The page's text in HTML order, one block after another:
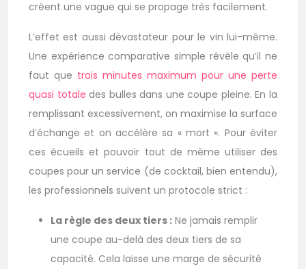
créent une vague qui se propage très facilement.
L’effet est aussi dévastateur pour le vin lui-même.
Une expérience comparative simple révèle qu’il ne
faut que trois minutes maximum pour une perte
quasi totale des bulles dans une coupe pleine. En la
remplissant excessivement, on maximise la surface
d’échange et on accélère sa « mort ». Pour éviter
ces écueils et pouvoir tout de même utiliser des
coupes pour un service (de cocktail, bien entendu),
les professionnels suivent un protocole strict :
La règle des deux tiers : Ne jamais remplir
une coupe au-delà des deux tiers de sa
capacité. Cela laisse une marge de sécurité